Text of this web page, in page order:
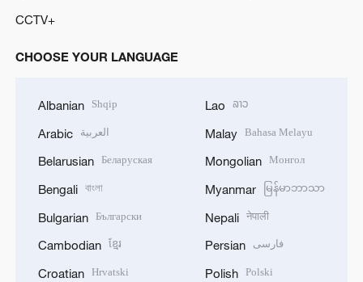
CCTV+
CHOOSE YOUR LANGUAGE
Albanian Shqip
Arabic العربية
Belarusian Беларуская
Bengali বাংলা
Bulgarian Български
Cambodian ខ្មែរ
Croatian Hrvatski
Lao ລາວ
Malay Bahasa Melayu
Mongolian Монгол
Myanmar မြန်မာဘာသာ
Nepali नेपाली
Persian فارسی
Polish Polski